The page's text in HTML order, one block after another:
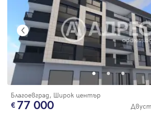
Благоевград, Широк център
77 000